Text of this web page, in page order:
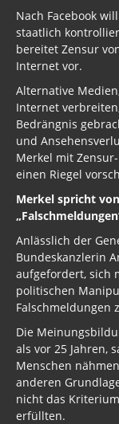
Nach Facebook
staatlich
bereitet Zensur
Internet vor.
Alternative
Internet
Bedrängnis
und
Merkel mit
einen Riegel
Merkel spricht
Anlässlich der
Bundeskanzlerin
aufgefordert, sich
politischen
Falschmeldungen
Die
als vor 25 Jahren,
Menschen
anderen
nicht das
erfüllten.